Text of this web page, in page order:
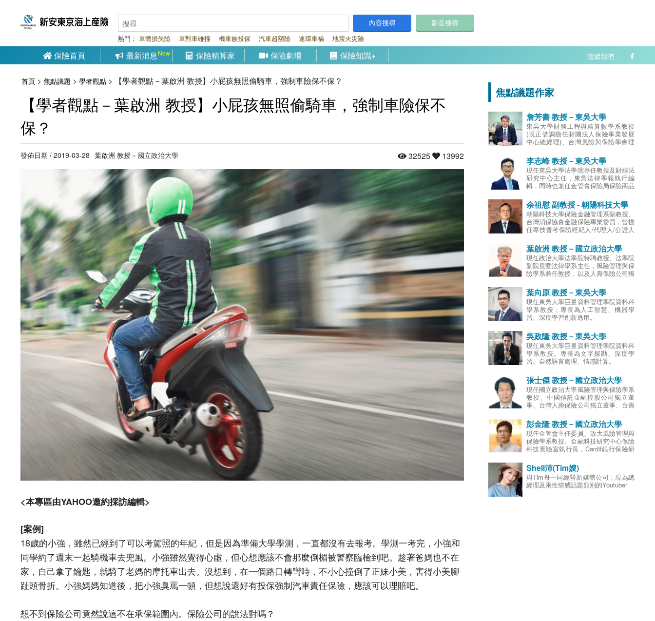
內容搜尋 影音搜尋
熱門： 車體損失險 車對車碰撞 機車族投保 汽車超額險 連環車禍 地震火災險
追蹤我們
保險首頁 最新消息 保險精算家 保險劇場 保險知識+
首頁 > 焦點議題 > 學者觀點 > 【學者觀點－葉啟洲 教授】小屁孩無照偷騎車，強制車險保不保？
【學者觀點－葉啟洲 教授】小屁孩無照偷騎車，強制車險保不
保？
發佈日期 / 2019-03-28 葉啟洲 教授－國立政治大學 32525 13992
<本專區由YAHOO邀約採訪編輯>
[案例]
18歲的小強，雖然已經到了可以考駕照的年紀，但是因為準備大學學測，一直都沒有去報考。學測一考完，小強和
同學約了週末一起騎機車去兜風。小強雖然覺得心虛，但心想應該不會那麼倒楣被警察臨檢到吧。趁著爸媽也不在
家，自己拿了鑰匙，就騎了老媽的摩托車出去。沒想到，在一個路口轉彎時，不小心撞倒了正妹小美，害得小美腳
趾頭骨折。小強媽媽知道後，把小強臭罵一頓，但想說還好有投保強制汽車責任保險，應該可以理賠吧。
想不到保險公司竟然說這不在承保範圍內。保險公司的說法對嗎？
焦點議題作家
詹芳書 教授－東吳大學
東吳大學財務工程與精算數學系教授
(現正借調擔任財團法人保險事業發展
中心總經理)、台灣風險與保險學會理
理；曾任東吳大學教務長、商學院副院
長、財務工程與精算數學系主任、台灣
風險與保險學會監事、南山人壽保險股
份有限公司獨立董事、國際康健人壽保
險股份有限公司獨立董事、陸家嘴國泰
為精算科學、保險財務管理、清償能力
分析及保險商品創新。
李志峰 教授－東吳大學
現任東吳大學法學院專任教授及財經法
研究中心主任，東吳法律學報執行編
輯，同時也兼任金管會保險局保險商品
員，汽車交通事故特別補償基金法律顧
問，上市公司獨立董事，保險事業發展
中心/金融法制暨犯罪防治中心講師，
並具有仲裁人，律師及地政士資格；曾
於律師事務所、國際性保險經紀人公司
任法務經理；專長為保險法、海商法、
運動法及國際貿易索賠實務。
余祖慰 副教授 - 朝陽科技大學
朝陽科技大學保險金融管理系副教授、
台灣消保協會金融保險專業委員，曾擔
任專技普考保險經紀人/代理人/公證人
考試人身保險經紀人資格、壽險公司理
賠與核保人員執照。進入學術界之前，
曾擔任壽險公司分公司經理人、理賠部
襄理、通訊處處經理、保經與保代/銀
行/信用合作社/農會等通路經理人。專
通路管理、風險管理。
葉啟洲 教授－國立政治大學
現任政治大學法學院特聘教授、法學院
副院長暨法律學系主任，風險管理與保
險學系兼任教授，以及人壽保險公司獨
金董事，參與過幾家保險公司的接管工
作；也曾兼任財團法人金融消費評議中
心的評議委員。葉教授進入學術界之
前，曾擔任律師、法官，在擔任法官期
間以公費留學前往德國進修，獲得德國
險法。
葉向原 教授－東吳大學
現任東吳大學巨量資料管理學院資料科
學系教授；專長為人工智慧、機器學
習、深度學習創新應用。
吳政隆 教授－東吳大學
現任東吳大學巨量資料管理學院資料科
學系教授。專長為文字探勘、深度學
習、自然語言處理、情感計算。
張士傑 教授－國立政治大學
現任國立政治大學風險管理與保險學系
教授、中國信託金融控股公司獨立董
事、台灣人壽保險公司獨立董事、台壽
國風險管理學會理事長、行政院勞工退
休基金監理委員會委員、金融消費評議
委員、行政院金融監督管理委員會專任
委員、財團法人保險事業發展中心董
事；專長為風險管理與保險、精算科
彭金隆 教授－國立政治大學
現任金管會主任委員、政大風險管理與
保險學系教授、金融科技研究中心保險
科技實驗室執行長，Cardif銀行保險研
學系系主任、財團法人交通事故特別補
償基金監察人、金融消費評議中心董
事、台灣風險與保險學會秘書長、金管
會人身保險保單審察委員、金融總會副
Shell沛(Tim嫂)
與Tim哥一同經營新媒體公司，現為總
經理及兩性情感話題類別的Youtuber